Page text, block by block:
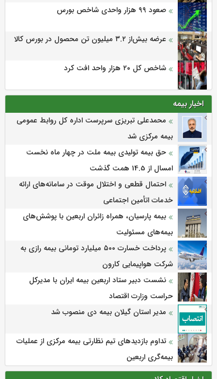
صعود ۹۹ هزار واحدی شاخص بورس
عرضه بیش‌از ۳.۲ میلیون تن محصول در بورس کالا
شاخص کل ۲۰ هزار واحد افت کرد
اخبار بیمه
محمدعلی تبریزی سرپرست اداره كل روابط عمومی
بیمه مركزی شد
حق بیمه تولیدی بیمه ملت در چهار ماه نخست
امسال از 14.5 همت گذشت
احتمال قطعی و اختلال موقت در سامانه‌های ارائه
خدمات اتأمین اجتماعی
بیمه پارسیان، همراه زائران اربعین با پوشش‌های
بیمه‌های مسئولیت
پرداخت خسارت ۵۰۰ میلیارد تومانی بیمه رازی به
شرکت هواپیمایی کارون
نشست دبیر ستاد اربعین بیمه ایران با مدیرکل
حراست وزارت اقتصاد
مدیر استان گیلان بیمه دی منصوب شد
تداوم بازدیدهای تیم نظارتی بیمه مرکزی از عملیات
بیمه‌گری اربعین